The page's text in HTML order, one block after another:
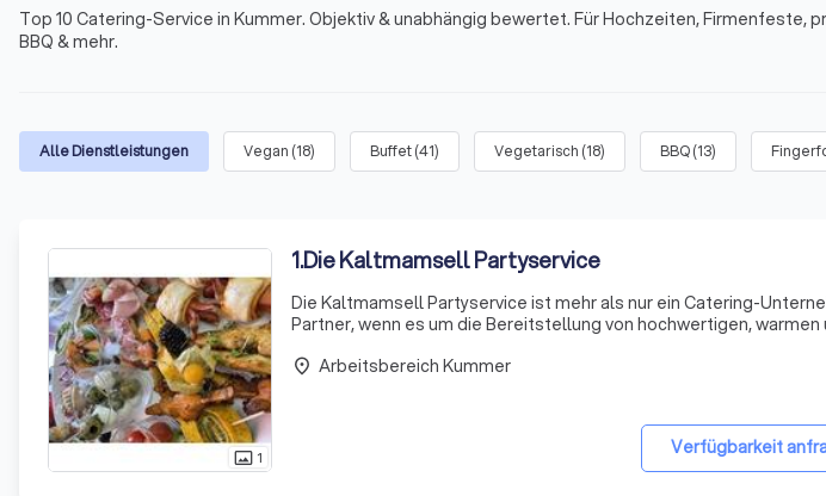
Top 10 Catering-Service in Kummer. Objektiv & unabhängig bewertet. Für Hochzeiten, Firmenfeste,
BBQ & mehr.
Alle Dienstleistungen Vegan (18) Buffet(41) Vegetarisch (18) BBQ(13)
photo_size_select_actual 1
1.Die Kaltmamsell Partyservice
Die Kaltmamsell Partyservice ist mehr als nur ein Catering-
Partner, wenn es um die Bereitstellung von hochwertigen,
Ko
Verfügbarkeit
place Arbeitsbereich Kummer